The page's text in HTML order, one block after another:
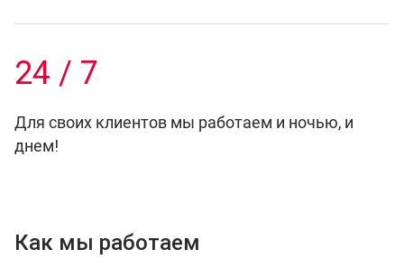
24 / 7
Для своих клиентов мы работаем и ночью, и
днем!
Как мы работаем